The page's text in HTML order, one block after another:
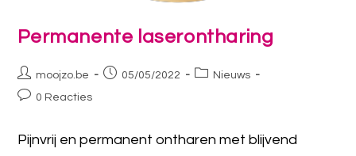
Permanente laserontharing
moojzo.be 05/05/2022
Nieuws
0 Reacties
Pijnvrij en permanent ontharen met blijvend